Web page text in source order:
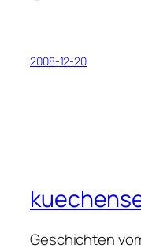
2008-12-20
Geschichten